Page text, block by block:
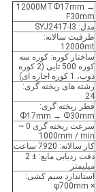
12000MTФ17mm →
F30mm
مدل: SYJ2417-I3
ظرفیت سالانه:
12000mt
ساختار کوره: کوره سه
کوره 500 تایی (2 کوره
ذوب، 1 کوره اجاره ای)
رشته های ریخته گری:
24
قطر ریخته گری:
Ф17mm → Ф30mm
سرعت ریخته گری 0 ~
1000mm / min
کار سالانه: 7920 ساعت
دقت ردیابی مایع: ± 2
میلیمتر
استاندارد سیم کشی:
φ700mm ×